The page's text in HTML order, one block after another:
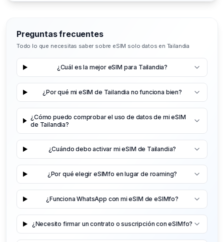
Preguntas frecuentes
Todo lo que necesitas saber sobre eSIM solo datos en Tailandia
¿Cuál es la mejor eSIM para Tailandia?
¿Por qué mi eSIM de Tailandia no funciona bien?
¿Cómo puedo comprobar el uso de datos de mi eSIM
de Tailandia?
¿Cuándo debo activar mi eSIM de Tailandia?
¿Por qué elegir eSIMfo en lugar de roaming?
¿Funciona WhatsApp con mi eSIM de eSIMfo?
¿Necesito firmar un contrato o suscripción con eSIMfo?